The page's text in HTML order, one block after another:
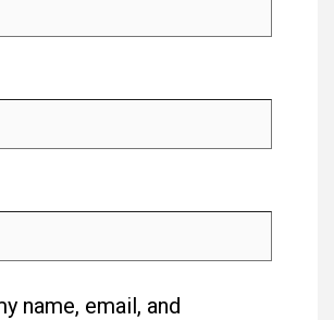
name, email, and